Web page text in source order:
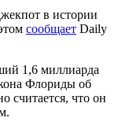
в истории
сообщает Daily
1,6 миллиарда
Флориды об
считается, что он